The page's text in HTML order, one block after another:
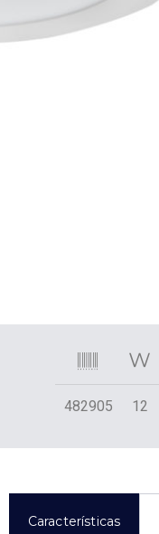
482905 12
Características